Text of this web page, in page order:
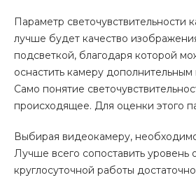
Параметр
лучше будет качество
подсветкой, благодаря которой
оснастить камеру
Само понятие
происходящее. Для оценки этого
Выбирая видеокамеру,
Лучше всего сопоставить
круглосуточной работы